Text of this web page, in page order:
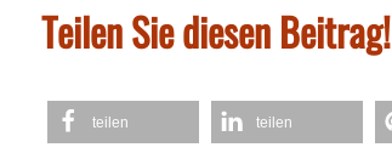
Teilen Sie diesen Beitrag!
teilen teilen